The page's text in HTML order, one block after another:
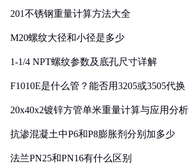
201不锈钢重量计算方法大全
M20螺纹大径和小径是多少
1-1/4 NPT螺纹参数及底孔尺寸详解
F1010E是什么管？能否用3205或3505代换
20x40x2镀锌方管单米重量计算与应用分析
抗渗混凝土中P6和P8膨胀剂分别加多少
法兰PN25和PN16有什么区别